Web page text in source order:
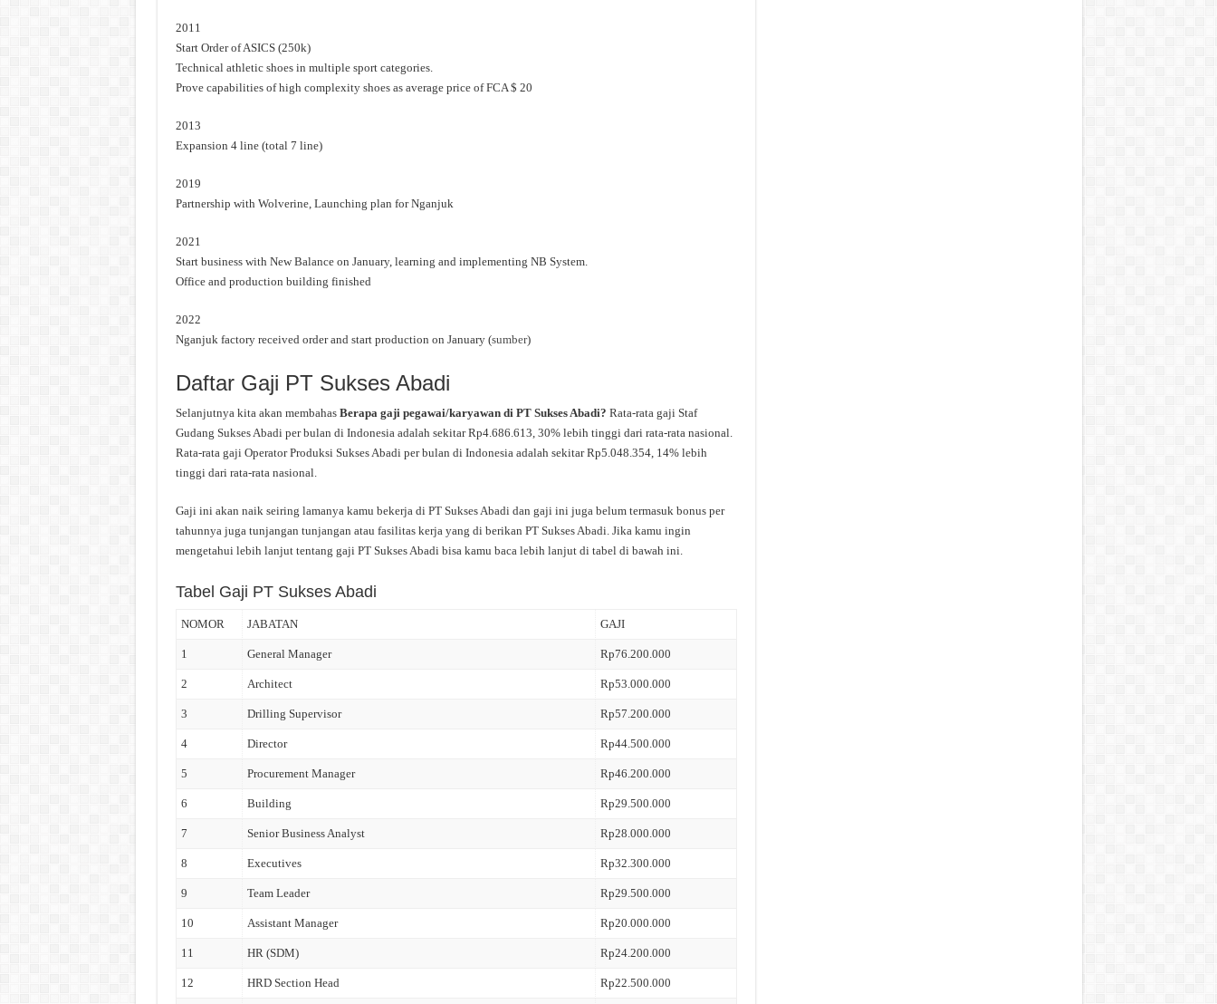
2011
Start Order of ASICS (250k)
Technical athletic shoes in multiple sport categories.
Prove capabilities of high complexity shoes as average price of FCA $ 20
2013
Expansion 4 line (total 7 line)
2019
Partnership with Wolverine, Launching plan for Nganjuk
2021
Start business with New Balance on January, learning and implementing NB System.
Office and production building finished
2022
Nganjuk factory received order and start production on January (sumber)
Daftar Gaji PT Sukses Abadi
Selanjutnya kita akan membahas Berapa gaji pegawai/karyawan di PT Sukses Abadi? Rata-rata gaji Staf
Gudang Sukses Abadi per bulan di Indonesia adalah sekitar Rp4.686.613, 30% lebih tinggi dari rata-rata nasional.
Rata-rata gaji Operator Produksi Sukses Abadi per bulan di Indonesia adalah sekitar Rp5.048.354, 14% lebih
tinggi dari rata-rata nasional.
Gaji ini akan naik seiring lamanya kamu bekerja di PT Sukses Abadi dan gaji ini juga belum termasuk bonus per
tahunnya juga tunjangan tunjangan atau fasilitas kerja yang di berikan PT Sukses Abadi. Jika kamu ingin
mengetahui lebih lanjut tentang gaji PT Sukses Abadi bisa kamu baca lebih lanjut di tabel di bawah ini.
Tabel Gaji PT Sukses Abadi
NOMOR JABATAN GAJI
1 General Manager Rp76.200.000
2 Architect Rp53.000.000
3 Drilling Supervisor Rp57.200.000
4 Director Rp44.500.000
5 Procurement Manager Rp46.200.000
6 Building Rp29.500.000
7 Senior Business Analyst Rp28.000.000
8 Executives Rp32.300.000
9 Team Leader Rp29.500.000
10 Assistant Manager Rp20.000.000
11 HR (SDM) Rp24.200.000
12 HRD Section Head Rp22.500.000